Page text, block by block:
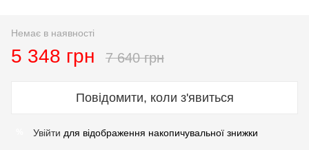
Немає в наявності
5 348 грн 7 640 грн
Повідомити, коли з'явиться
Увійти для відображення накопичувальної знижки